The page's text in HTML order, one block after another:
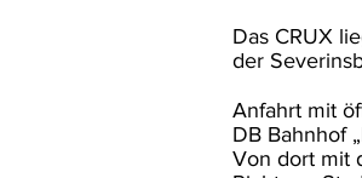
Das CRUX
der
Anfahrt mit
DB Bahnhof
Von dort mit